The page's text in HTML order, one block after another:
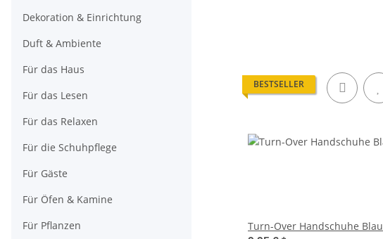
BESTSELLER
Turn-Over Handschuhe Blau
Dekoration & Einrichtung
Duft & Ambiente
Für das Haus
Für das Lesen
Für das Relaxen
Für die Schuhpflege
Für Gäste
Für Öfen & Kamine
Für Pflanzen